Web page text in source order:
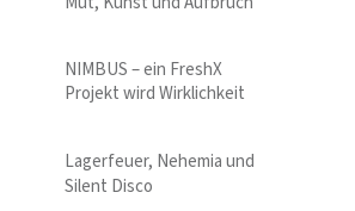
NIMBUS – ein FreshX
Projekt wird Wirklichkeit
Lagerfeuer, Nehemia und
Silent Disco